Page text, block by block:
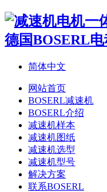
简体中文
网站首页
BOSERL减速机
BOSERL介绍
减速机样本
减速机图纸
减速机选型
减速机型号
解决方案
联系BOSERL